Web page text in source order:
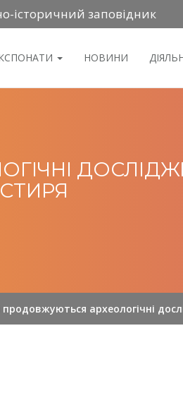
історичний заповідник
НОВИНИ
продовжуються археологічні